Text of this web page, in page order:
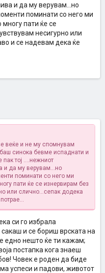
и да му верувам...но
поминати со него ми
пати ќе се
несигурно или
и се надевам дека ќе
веќе и не му спомнувам
синока бевме испаднати и
тој ....нежниот
и да му верувам...но
поминати со него ми
пати ќе се изнервирам без
или слично...сепак додека
си го избрала
и се бориш врската на
едно нешто ќе ти кажам;
постапка кога знаеш
Човек е роден да биде
успеси и падови, животот